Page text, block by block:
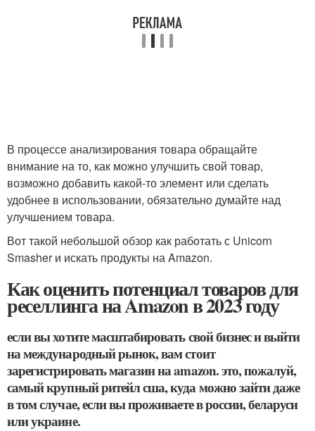
В процессе анализирования товара обращайте
внимание на то, как можно улучшить свой товар,
возможно добавить какой-то элемент или сделать
удобнее в использовании, обязательно думайте над
улучшением товара.
Вот такой небольшой обзор как работать с Unicorn
Smasher и искать продукты на Amazon.
Как оценить потенциал товаров для
реселлинга на Amazon в 2023 году
если вы хотите масштабировать свой бизнес и выйти
на международный рынок, вам стоит
зарегистрировать магазин на amazon. это, пожалуй,
самый крупный ритейл сша, куда можно зайти даже
в том случае, если вы проживаете в россии, беларуси
или украине.